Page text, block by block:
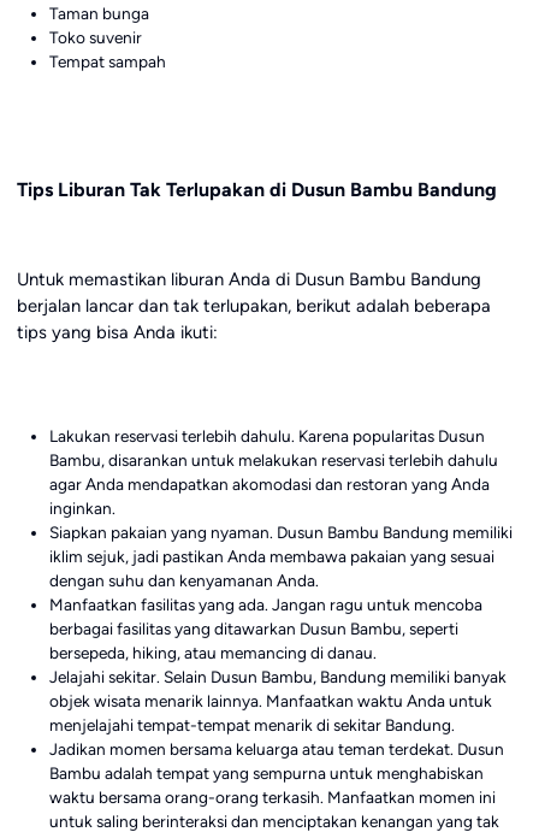
Taman bunga
Toko suvenir
Tempat sampah
Tips Liburan Tak Terlupakan di Dusun Bambu Bandung
Untuk memastikan liburan Anda di Dusun Bambu Bandung
berjalan lancar dan tak terlupakan, berikut adalah beberapa
tips yang bisa Anda ikuti:
Lakukan reservasi terlebih dahulu. Karena popularitas Dusun
Bambu, disarankan untuk melakukan reservasi terlebih dahulu
agar Anda mendapatkan akomodasi dan restoran yang Anda
inginkan.
Siapkan pakaian yang nyaman. Dusun Bambu Bandung memiliki
iklim sejuk, jadi pastikan Anda membawa pakaian yang sesuai
dengan suhu dan kenyamanan Anda.
Manfaatkan fasilitas yang ada. Jangan ragu untuk mencoba
berbagai fasilitas yang ditawarkan Dusun Bambu, seperti
bersepeda, hiking, atau memancing di danau.
Jelajahi sekitar. Selain Dusun Bambu, Bandung memiliki banyak
objek wisata menarik lainnya. Manfaatkan waktu Anda untuk
menjelajahi tempat-tempat menarik di sekitar Bandung.
Jadikan momen bersama keluarga atau teman terdekat. Dusun
Bambu adalah tempat yang sempurna untuk menghabiskan
waktu bersama orang-orang terkasih. Manfaatkan momen ini
untuk saling berinteraksi dan menciptakan kenangan yang tak